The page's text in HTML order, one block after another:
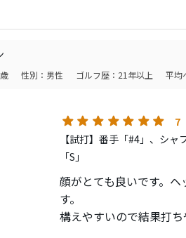
性別：男性 ゴルフ歴：21年以上 平均
7
【試打】番手「#4」、シ
「S」
顔がとても良いです。
す。
構えやすいので結果打